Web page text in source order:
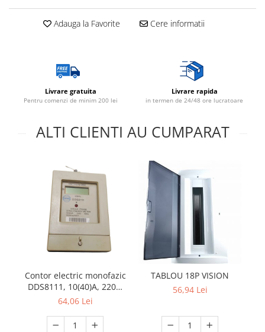
Adauga la Favorite Cere informatii
Livrare gratuita
Pentru comenzi de minim 200 lei
Livrare rapida
in termen de 24/48 ore lucratoare
ALTI CLIENTI AU CUMPARAT
Contor electric monofazic
DDS8111, 10(40)A, 220V,
50Hz, pentru măsurarea
electrică
64,06 Lei
TABLOU 18P VISION
56,94 Lei